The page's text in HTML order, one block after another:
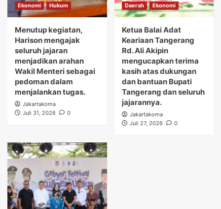
Ekonomi Hukum
Menutup kegiatan,
Harison mengajak
seluruh jajaran
menjadikan arahan
Wakil Menteri sebagai
pedoman dalam
menjalankan tugas.
Jakartakoma
Juli 31, 2026
0
Daerah Ekonomi
Ketua Balai Adat
Keariaan Tangerang
Rd. Ali Akipin
mengucapkan terima
kasih atas dukungan
dan bantuan Bupati
Tangerang dan seluruh
jajarannya.
Jakartakoma
Juli 27, 2026
0